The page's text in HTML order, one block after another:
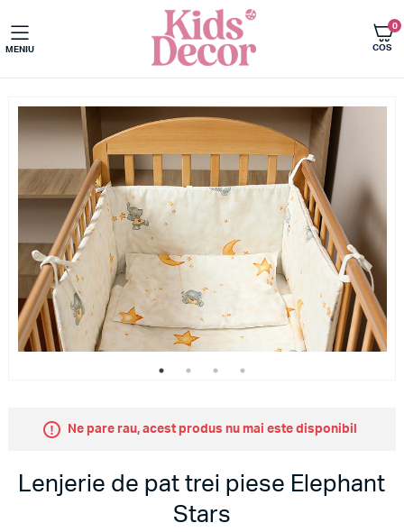
MENIU COS
0
Ne pare rau, acest produs nu mai este disponibil
Lenjerie de pat trei piese Elephant
Stars